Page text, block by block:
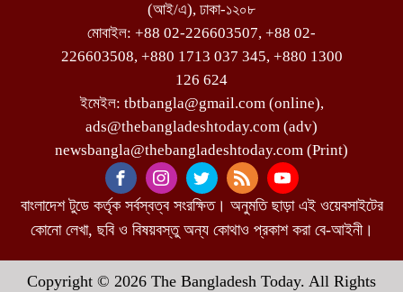
(আই/এ), ঢাকা-১২০৮
মোবাইল: +88 02-226603507, +88 02-
226603508, +880 1713 037 345, +880 1300
126 624
ইমেইল: tbtbangla@gmail.com (online),
ads@thebangladeshtoday.com (adv)
newsbangla@thebangladeshtoday.com (Print)
বাংলাদেশ টুডে কর্তৃক সর্বস্বত্ব সংরক্ষিত। অনুমতি ছাড়া এই ওয়েবসাইটের
কোনো লেখা, ছবি ও বিষয়বস্তু অন্য কোথাও প্রকাশ করা বে-আইনী।
Copyright © 2026 The Bangladesh Today. All Rights